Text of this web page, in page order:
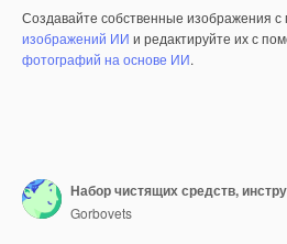
Создавайте собственные изображения
изображений ИИ и редактируйте их с
фотографий на основе ИИ.
Gorbovets